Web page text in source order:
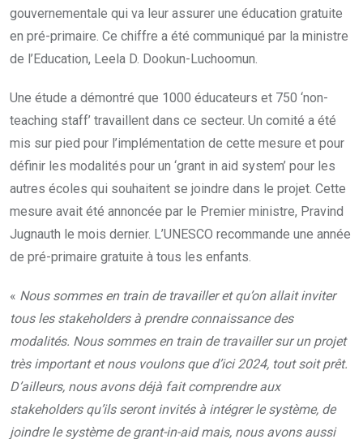
gouvernementale qui va leur assurer une éducation gratuite
en pré-primaire. Ce chiffre a été communiqué par la ministre
de l’Education, Leela D. Dookun-Luchoomun.
Une étude a démontré que 1000 éducateurs et 750 ‘non-
teaching staff’ travaillent dans ce secteur. Un comité a été
mis sur pied pour l’implémentation de cette mesure et pour
définir les modalités pour un ‘grant in aid system’ pour les
autres écoles qui souhaitent se joindre dans le projet. Cette
mesure avait été annoncée par le Premier ministre, Pravind
Jugnauth le mois dernier. L’UNESCO recommande une année
de pré-primaire gratuite à tous les enfants.
« Nous sommes en train de travailler et qu’on allait inviter
tous les stakeholders à prendre connaissance des
modalités. Nous sommes en train de travailler sur un projet
très important et nous voulons que d’ici 2024, tout soit prêt.
D’ailleurs, nous avons déjà fait comprendre aux
stakeholders qu’ils seront invités à intégrer le système, de
joindre le système de grant-in-aid mais, nous avons aussi